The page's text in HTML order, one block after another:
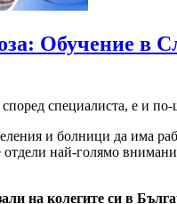
Обучение в
специалиста, е и
и болници да има
най-голямо
на колегите си в